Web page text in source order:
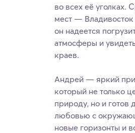
во всех её уголках.
мест — Владивосток
он надеется
атмосферы и
краев.
Андрей — яркий
который не только
природу, но и готов
любовью с
новые горизонты и